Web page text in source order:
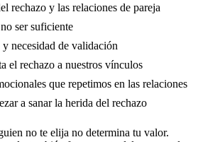
rechazo y las relaciones de pareja
ser suficiente
necesidad de validación
el rechazo a nuestros vínculos
que repetimos en las relaciones
a sanar la herida del rechazo
no te elija no determina tu valor.